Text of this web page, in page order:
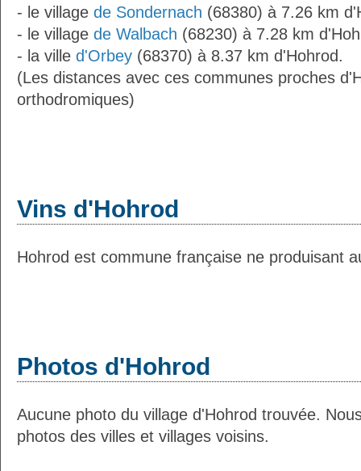
- le village de Sondernach (68380) à 7.26 km
- le village de Walbach (68230) à 7.28 km
- la ville d'Orbey (68370) à 8.37 km d'Hohrod.
(Les distances avec ces communes proches
orthodromiques)
Vins d'Hohrod
Hohrod est commune française ne produisant
Photos d'Hohrod
Aucune photo du village d'Hohrod trouvée.
photos des villes et villages voisins.